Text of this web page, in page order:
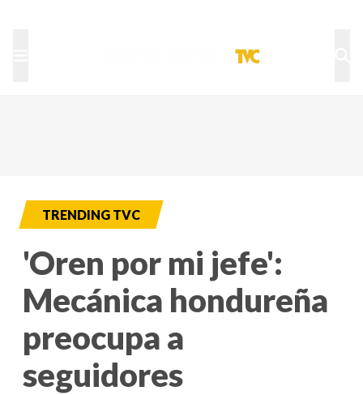
TRENDING TVC
'Oren por mi jefe':
Mecánica hondureña
preocupa a
seguidores